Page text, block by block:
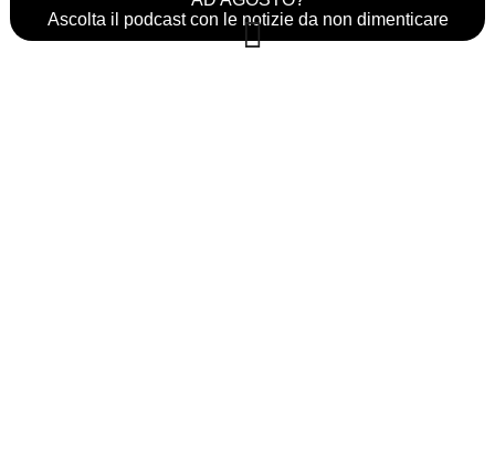
Ascolta il podcast con le notizie da non dimenticare